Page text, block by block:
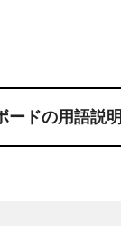
ードの用語説明